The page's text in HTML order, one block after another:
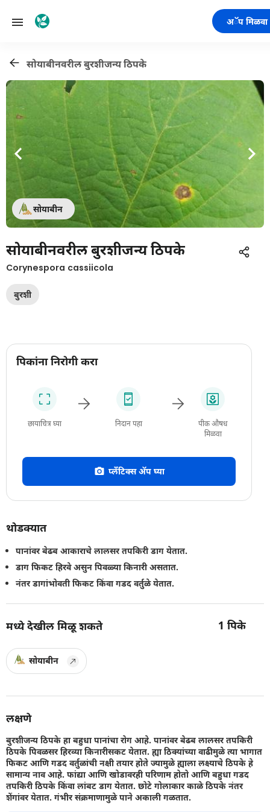
अॅप मिळवा
सोयाबीनवरील बुरशीजन्य ठिपके
सोयाबीन
सोयाबीनवरील बुरशीजन्य ठिपके
Corynespora cassiicola
बुरशी
पिकांना निरोगी करा
छायाचित्र घ्या निदान पहा
पीक औषध
मिळवा
प्लँटिक्स अ‍ॅप घ्या
थोडक्यात
पानांवर बेढब आकाराचे लालसर तपकिरी डाग येतात.
डाग फिकट हिरवे असुन पिवळ्या किनारी असतात.
नंतर डागांभोवती फिकट किंवा गडद वर्तुळे येतात.
मध्ये देखील मिळू शकते 1 पिके
सोयाबीन
लक्षणे
बुरशीजन्य ठिपके हा बहुधा पानांचा रोग आहे. पानांवर बेढब लालसर तपकिरी
ठिपके पिवळसर हिरव्या किनारीसकट येतात. ह्या ठिक्यांच्या वाढीमुळे त्या भागात
फिकट आणि गडद वर्तुळांची नक्षी तयार होते ज्यामुळे ह्याला लक्ष्याचे ठिपके हे
सामान्य नाव आहे. फांद्या आणि खोडावरही परिणाम होतो आणि बहुधा गडद
तपकिरी ठिपके किंवा लांबट डाग येतात. छोटे गोलाकार काळे ठिपके नंतर
शेंगांवर येतात. गंभीर संक्रमाणामुळे पाने अकाली गळतात.